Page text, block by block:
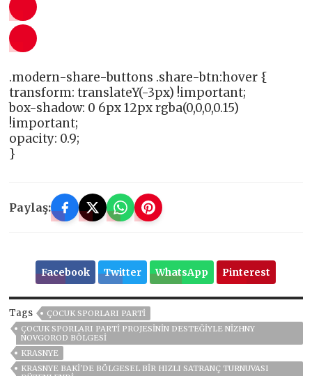
.modern-share-buttons .share-btn:hover {
transform: translateY(-3px) !important;
box-shadow: 0 6px 12px rgba(0,0,0,0.15)
!important;
opacity: 0.9;
}
Paylaş:
Facebook Twitter WhatsApp Pinterest
Tags
ÇOCUK SPORLARI PARTI
ÇOCUK SPORLARI PARTI PROJESININ DESTEĞIYLE NIZHNY
NOVGOROD BÖLGESI
KRASNYE
KRASNYE BAKI'DE BÖLGESEL BIR HIZLI SATRANÇ TURNUVASI